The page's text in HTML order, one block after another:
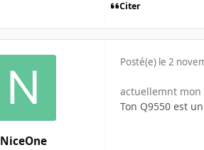
Citer
NiceOne
Posté(e) le 2
actuellemnt mon
Ton Q9550 est